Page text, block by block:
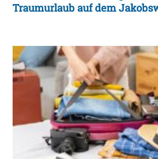
Traumurlaub auf dem